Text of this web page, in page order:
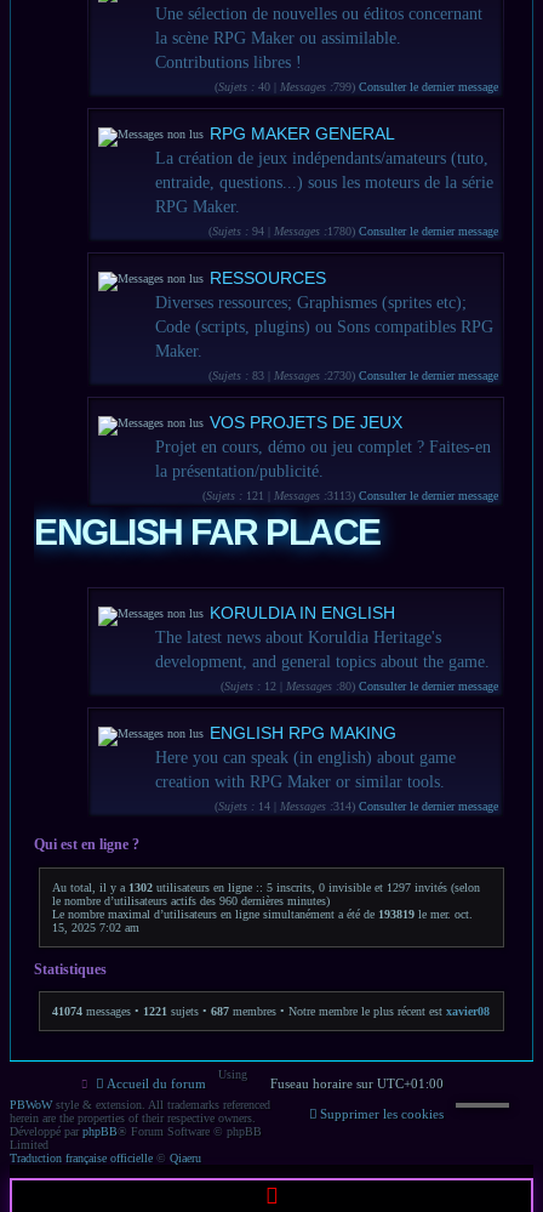
Une sélection de nouvelles ou éditos concernant
la scène RPG Maker ou assimilable.
Contributions libres !
(Sujets : 40 | Messages :799) Consulter le dernier message
RPG MAKER GENERAL
La création de jeux indépendants/amateurs (tuto,
entraide, questions...) sous les moteurs de la série
RPG Maker.
(Sujets : 94 | Messages :1780) Consulter le dernier message
RESSOURCES
Diverses ressources; Graphismes (sprites etc);
Code (scripts, plugins) ou Sons compatibles RPG
Maker.
(Sujets : 83 | Messages :2730) Consulter le dernier message
VOS PROJETS DE JEUX
Projet en cours, démo ou jeu complet ? Faites-en
la présentation/publicité.
(Sujets : 121 | Messages :3113) Consulter le dernier message
ENGLISH FAR PLACE
KORULDIA IN ENGLISH
The latest news about Koruldia Heritage's
development, and general topics about the game.
(Sujets : 12 | Messages :80) Consulter le dernier message
ENGLISH RPG MAKING
Here you can speak (in english) about game
creation with RPG Maker or similar tools.
(Sujets : 14 | Messages :314) Consulter le dernier message
Qui est en ligne ?
Au total, il y a 1302 utilisateurs en ligne :: 5 inscrits, 0 invisible et 1297 invités (selon
le nombre d’utilisateurs actifs des 960 dernières minutes)
Le nombre maximal d’utilisateurs en ligne simultanément a été de 193819 le mer. oct.
15, 2025 7:02 am
Statistiques
41074 messages • 1221 sujets • 687 membres • Notre membre le plus récent est xavier08
Accueil du forum Fuseau horaire sur UTC+01:00
Supprimer les cookies
Using
PBWoWstyle & extension. All trademarks referenced
herein are the properties of their respective owners.
Développé parphpBB® Forum Software © phpBB
Limited
Traduction française officielle © Qiaeru